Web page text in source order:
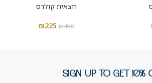
חצאית קולרס
₪450
₪225
SIGN UP TO GET 10%